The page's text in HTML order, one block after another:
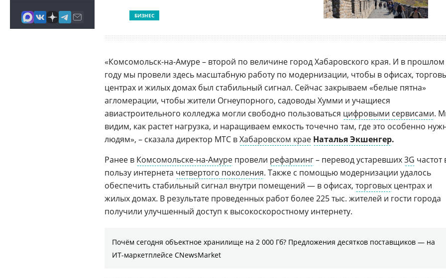
БИЗНЕС
«Комсомольск-на-Амуре – второй по величине город Хабаровского края. И в прошлом
году мы провели здесь масштабную работу по модернизации, чтобы в офисах,
центрах и жилых домах был стабильный сигнал. Сейчас закрываем «белые пятна»
агломерации, чтобы жители Огнеупорного, садоводы Хумми и учащиеся
авиастроительного колледжа могли свободно пользоваться цифровыми сервисами.
видим, как растет нагрузка, и наращиваем емкость точечно там, где это особенно
людям», – сказала директор МТС вХабаровском крае Наталья Экшенгер.
Ранее в Комсомольске-на-Амуре провели рефарминг– перевод устаревших3G частот
пользу интернета четвертого поколения. Также с помощью модернизации удалось
обеспечить стабильный сигнал внутри помещений — в офисах, торговых центрах и
жилых домах. В результате проведенных работ более 225 тыс. жителей и гости города
получили улучшенный доступ к высокоскоростному интернету.
Почём сегодня объектное хранилище на 2 000 Гб? Предложения десятков поставщиков ― на
ИТ-маркетплейсе CNewsMarket